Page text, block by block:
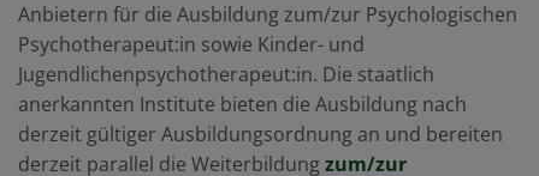
Anbietern für die Ausbildung zum/zur Psychologischen
Psychotherapeut:in sowie Kinder- und
Jugendlichenpsychotherapeut:in. Die staatlich
anerkannten Institute bieten die Ausbildung nach
derzeit gültiger Ausbildungsordnung an und bereiten
derzeit parallel die Weiterbildungzum/zur